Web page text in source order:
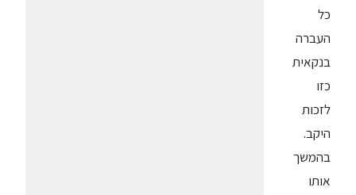
כל
העברה
בנקאית
כזו
לזכות
היקב.
בהמשך
אותו